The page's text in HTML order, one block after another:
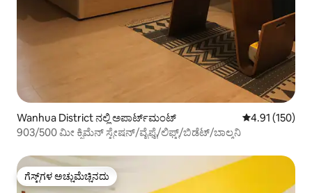
Wanhua District ನಲ್ಲಿ ಅಪಾರ್ಟ್‌ಮಂಟ್ 5 ರಲ್ಲಿ 4.91
4.91 (150)
903/500 ಮೀ ಕ್ಸಿಮೆನ್ ಸ್ಟೇಷನ್/ವೈಫೈ/ಲಿಫ್ಟ್/ಬಿಡೆಟ್/ಬಾಲ್ಕನಿ
ಗೆಸ್ಟ್‌ಗಳ ಅಚ್ಚುಮೆಚ್ಚಿನದು
ಗೆಸ್ಟ್‌ಗಳ ಅಚ್ಚುಮೆಚ್ಚಿನದು